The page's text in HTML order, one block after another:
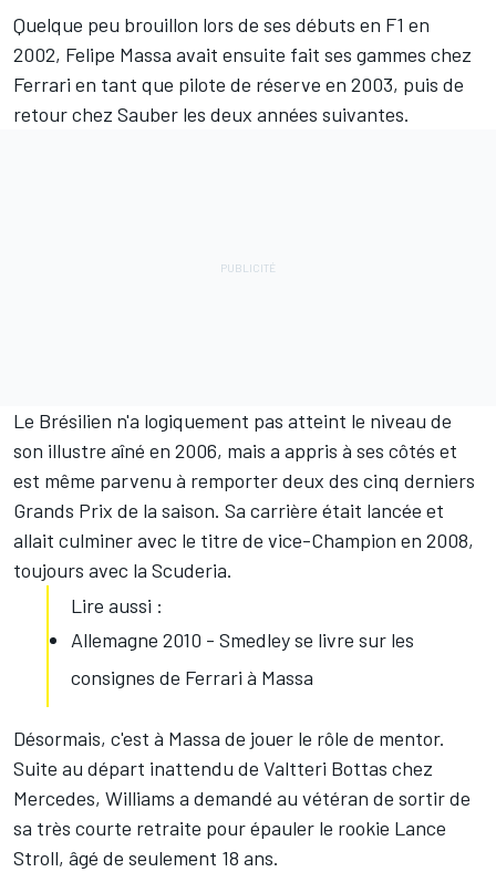
Quelque peu brouillon lors de ses débuts en F1 en
2002, Felipe Massa avait ensuite fait ses gammes chez
Ferrari en tant que pilote de réserve en 2003, puis de
retour chez Sauber les deux années suivantes.
Le Brésilien n'a logiquement pas atteint le niveau de
son illustre aîné en 2006, mais a appris à ses côtés et
est même parvenu à remporter deux des cinq derniers
Grands Prix de la saison. Sa carrière était lancée et
allait culminer avec le titre de vice-Champion en 2008,
toujours avec la Scuderia.
Lire aussi :
Allemagne 2010 - Smedley se livre sur les
consignes de Ferrari à Massa
Désormais, c'est à Massa de jouer le rôle de mentor.
Suite au départ inattendu de Valtteri Bottas chez
Mercedes, Williams a demandé au vétéran de sortir de
sa très courte retraite pour épauler le rookie Lance
Stroll, âgé de seulement 18 ans.